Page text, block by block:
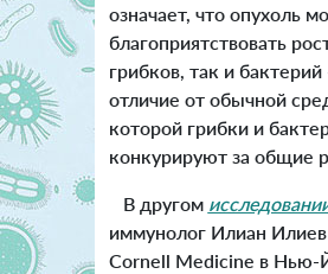
означает, что опухоль
благоприятствовать
грибков, так и бактерий
отличие от обычной
которой грибки и
конкурируют за общие
В другом
иммунолог Илиан
Cornell Medicine в Нью-